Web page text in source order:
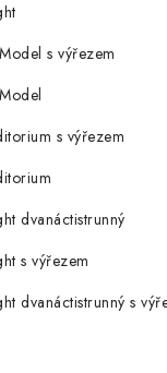
s výřezem
s výřezem
dvanáctistrunný
s výřezem
dvanáctistrunný s